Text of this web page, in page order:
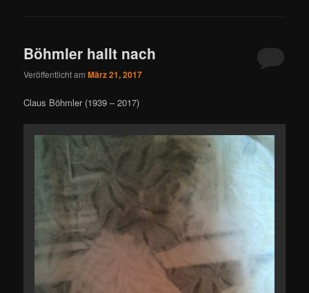
Böhmler hallt nach
Veröffentlicht amMärz 21, 2017
Claus Böhmler (1939 – 2017)